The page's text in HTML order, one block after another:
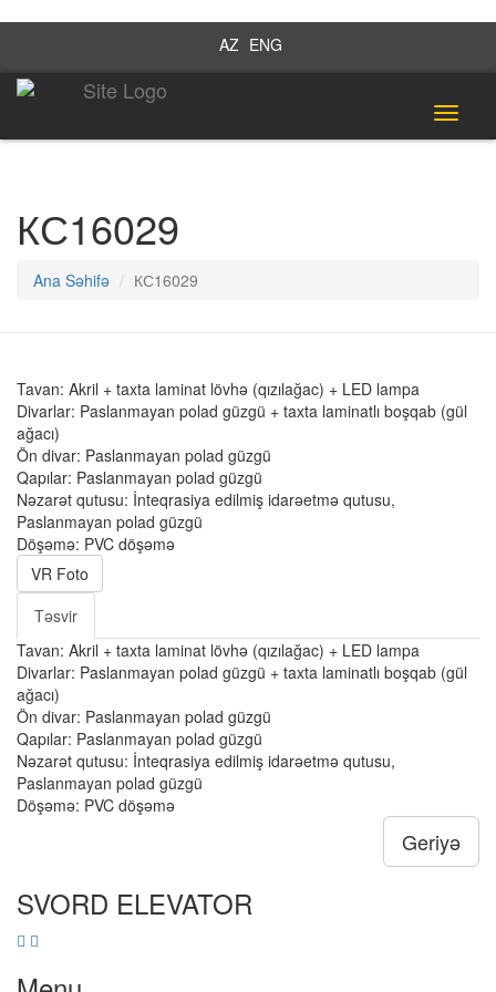
AZ ENG
Toggle
КС16029
Ana Səhifə КС16029
Tavan: Akril + taxta laminat lövhə (qızılağac) + LED lampa
Divarlar: Paslanmayan polad güzgü + taxta laminatlı boşqab (gül
ağacı)
Ön divar: Paslanmayan polad güzgü
Qapılar: Paslanmayan polad güzgü
Nəzarət qutusu: İnteqrasiya edilmiş idarəetmə qutusu,
Paslanmayan polad güzgü
Döşəmə: PVC döşəmə
VR Foto
Təsvir
Tavan: Akril + taxta laminat lövhə (qızılağac) + LED lampa
Divarlar: Paslanmayan polad güzgü + taxta laminatlı boşqab (gül
ağacı)
Ön divar: Paslanmayan polad güzgü
Qapılar: Paslanmayan polad güzgü
Nəzarət qutusu: İnteqrasiya edilmiş idarəetmə qutusu,
Paslanmayan polad güzgü
Döşəmə: PVC döşəmə
Geriyə
SVORD ELEVATOR